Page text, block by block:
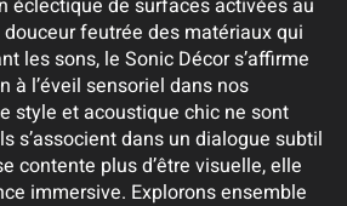
feutrée des matériaux qui
les sons, le Sonic Décor s’affirme
à l’éveil sensoriel dans nos
style et acoustique chic ne sont
s’associent dans un dialogue subtil
contente plus d’être visuelle, elle
immersive. Explorons ensemble